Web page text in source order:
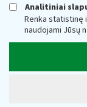
Analitiniai
Renka statistinę
naudojami Jūsų